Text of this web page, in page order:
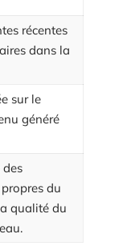
récentes
dans la
sur le
généré
des
du
qualité du